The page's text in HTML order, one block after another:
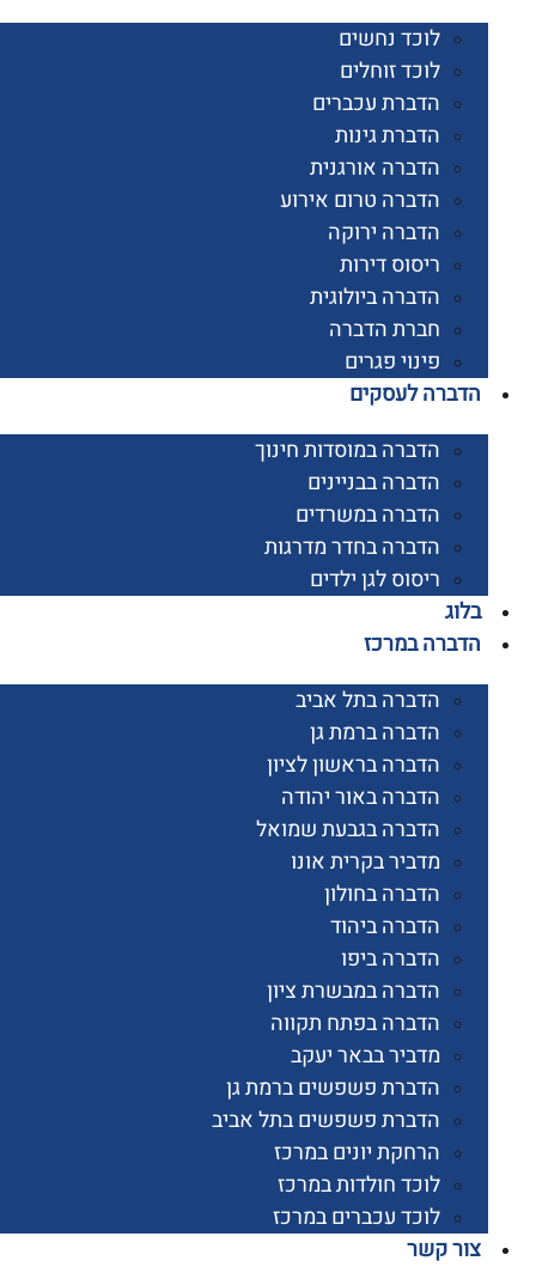
לוכד נחשים
לוכד זוחלים
הדברת עכברים
הדברת גינות
הדברה אורגנית
הדברה טרום אירוע
הדברה ירוקה
ריסוס דירות
הדברה ביולוגית
חברת הדברה
פינוי פגרים
לעסקים
הדברה במוסדות חינוך
הדברה בבניינים
הדברה במשרדים
הדברה בחדר מדרגות
ריסוס לגן ילדים
במרכז
הדברה בתל אביב
הדברה ברמת גן
הדברה בראשון לציון
הדברה באור יהודה
הדברה בגבעת שמואל
מדביר בקרית אונו
הדברה בחולון
הדברה ביהוד
הדברה ביפו
הדברה במבשרת ציון
הדברה בפתח תקווה
מדביר בבאר יעקב
הדברת פשפשים ברמת גן
הדברת פשפשים בתל אביב
הרחקת יונים במרכז
לוכד חולדות במרכז
לוכד עכברים במרכז
קשר